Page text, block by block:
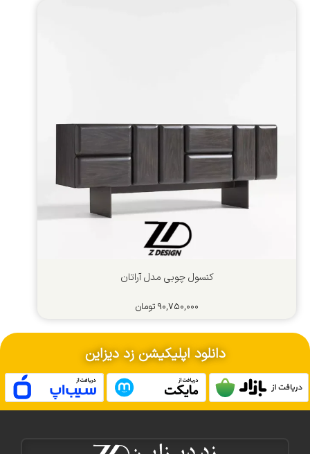
کنسول چوبی مدل آراتان
۹۰,۷۵۰,۰۰۰ تومان
دانلود اپلیکیشن زد دیزاین